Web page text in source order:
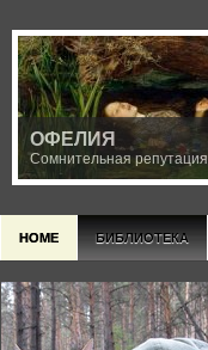
ОФЕЛИЯ
Сомнительная репутация
HOME БИБЛИОТЕКА